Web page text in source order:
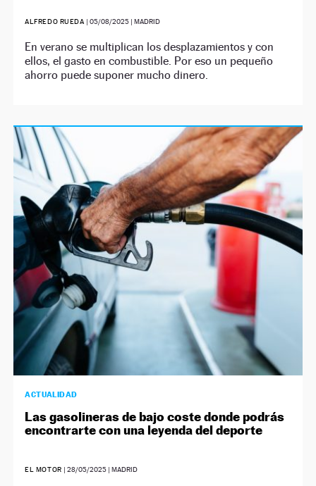
ALFREDO RUEDA | 05/08/2025| MADRID
En verano se multiplican los desplazamientos y con
ellos, el gasto en combustible. Por eso un pequeño
ahorro puede suponer mucho dinero.
ACTUALIDAD
Las gasolineras de bajo coste donde podrás
encontrarte con una leyenda del deporte
EL MOTOR | 28/05/2025| MADRID